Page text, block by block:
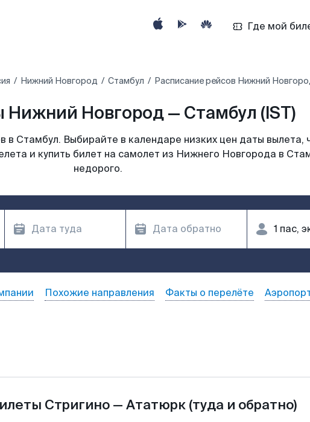
Где мой
Нижний Новгород Стамбул Расписание рейсов Нижний
Нижний Новгород — Стамбул (IST)
в Стамбул. Выбирайте в календаре низких цен даты вылета,
и купить билет на самолет из Нижнего Новгорода в
недорого.
Похожие направления Факты о перелёте
Стригино — Ататюрк (туда и обратно)